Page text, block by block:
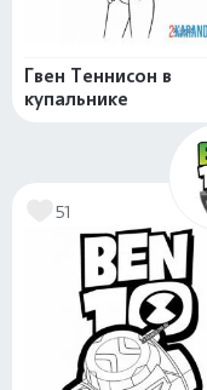
Гвен Теннисон в
купальнике
51